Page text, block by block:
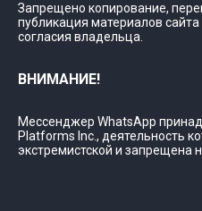
Запрещено копирование,
публикация материалов
согласия владельца.
ВНИМАНИЕ!
Мессенджер WhatsApp
Platforms Inc., деятельность
экстремистской и запрещена